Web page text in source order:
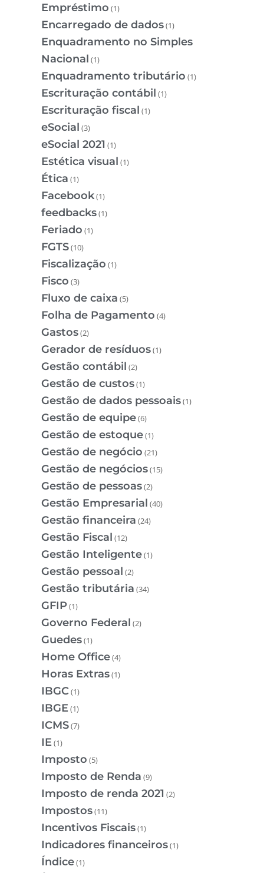
Empréstimo (1)
Encarregado de dados(1)
Enquadramento no Simples
Nacional (1)
Enquadramento tributário (1)
Escrituração contábil (1)
Escrituração fiscal (1)
eSocial (3)
eSocial 2021 (1)
Estética visual (1)
Ética (1)
Facebook(1)
feedbacks(1)
Feriado (1)
FGTS(10)
Fiscalização (1)
Fisco (3)
Fluxo de caixa (5)
Folha de Pagamento (4)
Gastos(2)
Gerador de resíduos(1)
Gestão contábil (2)
Gestão de custos(1)
Gestão de dados pessoais(1)
Gestão de equipe(6)
Gestão de estoque(1)
Gestão de negócio (21)
Gestão de negócios(15)
Gestão de pessoas(2)
Gestão Empresarial (40)
Gestão financeira (24)
Gestão Fiscal (12)
Gestão Inteligente(1)
Gestão pessoal (2)
Gestão tributária (34)
GFIP(1)
Governo Federal (2)
Guedes(1)
Home Office(4)
Horas Extras(1)
IBGC(1)
IBGE(1)
ICMS(7)
IE(1)
Imposto (5)
Imposto de Renda (9)
Imposto de renda 2021 (2)
Impostos(11)
Incentivos Fiscais(1)
Indicadores financeiros(1)
Índice(1)